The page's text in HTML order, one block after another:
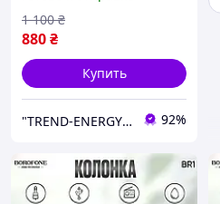
FM-радио блютуз синяя
880₴
1 100 ₴
Купить
"TREND-ENERGY" Интернет-магазин аксессуаров к смартфонам и компьютерам 92%